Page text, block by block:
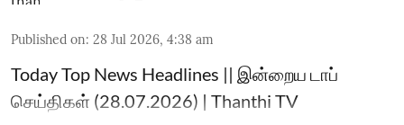
Published on: 28 Jul 2026, 4:38 am
Today Top News Headlines || இன்றைய டாப்
செய்திகள் (28.07.2026) | Thanthi TV